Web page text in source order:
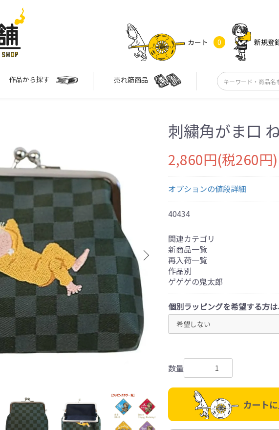
カート 0 新規登
作品から探す 売れ筋商品
刺繍角がま口
2,860円(税260円)
オプションの値段詳細
40434
関連カテゴリ
新商品一覧
再入荷一覧
作品別
ゲゲゲの鬼太郎
個別ラッピングを希望する方
数量
カート